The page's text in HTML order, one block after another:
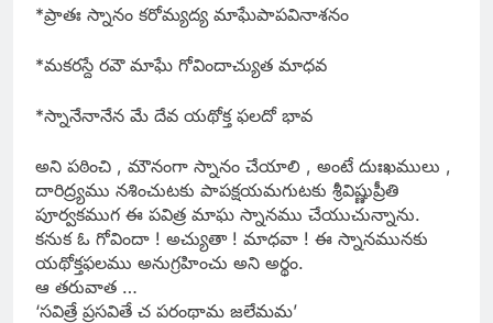
*ప్రాతః స్నానం కరోమ్యద్య మాఘేపాపవినాశనం
*మకరస్దే రవౌ మాఘే గోవిందాచ్యుత మాధవ
*స్నానేనానేన మే దేవ యథోక్త ఫలదో భావ
అని పఠించి , మౌనంగా స్నానం చేయాలి , అంటే దుఃఖములు ,
దారిద్ర్యము నశించుటకు పాపక్షయమగుటకు శ్రీవిష్ణుప్రీతి
పూర్వకముగ ఈ పవిత్ర మాఘ స్నానము చేయుచున్నాను.
కనుక ఓ గోవిందా ! అచ్యుతా ! మాధవా ! ఈ స్నానమునకు
యథోక్తఫలము అనుగ్రహించు అని అర్థం.
ఆ తరువాత …
‘సవిత్రే ప్రసవితే చ పరంథామ జలేమమ’